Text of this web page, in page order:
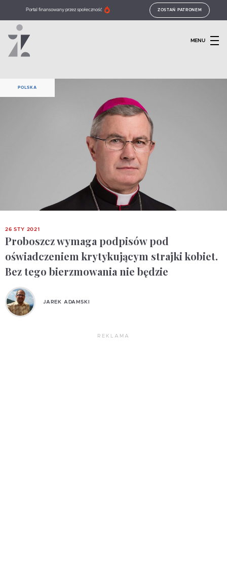
Portal finansowany przez społeczność ZOSTAŃ PATRONEM
MENU
POLSKA
26 STY 2021
Proboszcz wymaga podpisów pod
oświadczeniem krytykującym strajki kobiet.
Bez tego bierzmowania nie będzie
JAREK ADAMSKI
REKLAMA